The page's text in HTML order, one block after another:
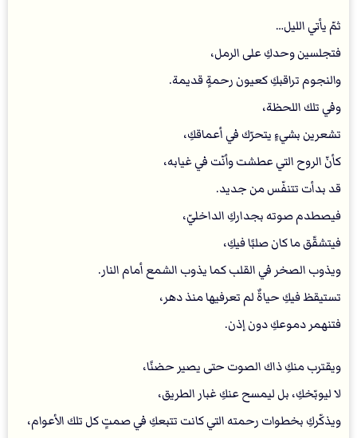
ثمّ يأتي الليل…
فتجلسين وحدكِ على الرمل،
والنجوم تراقبكِ كعيون رحمةٍ قديمة.
وفي تلك اللحظة،
تشعرين بشيءٍ يتحرّك في أعماقكِ،
كأنّ الروح التي عطشت وأنّت في غيابه،
قد بدأت تتنفّس من جديد.
فيصطدم صوته بجداركِ الداخليّ،
فيتشقّق ما كان صلبًا فيكِ،
ويذوب الصخر في القلب كما يذوب الشمع أمام النار.
تستيقظ فيكِ حياةٌ لم تعرفيها منذ دهر،
فتنهمر دموعكِ دون إذن.
ويقترب منكِ ذاك الصوت حتى يصير حضنًا،
لا ليوبّخكِ، بل ليمسح عنكِ غبار الطريق،
ويذكّركِ بخطوات رحمته التي كانت تتبعكِ في صمتٍ كل تلك الأعوام،